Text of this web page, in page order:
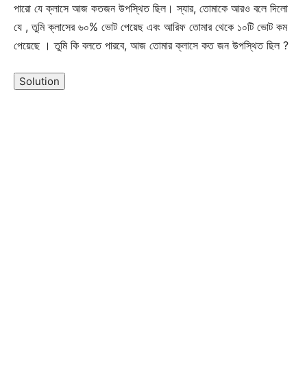
পারো যে ক্লাসে আজ কতজন উপস্থিত ছিল। স্যার, তোমাকে আরও বলে দিলো
যে , তুমি ক্লাসের ৬০% ভোট পেয়েছ এবং আরিফ তোমার থেকে ১০টি ভোট কম
পেয়েছে । তুমি কি বলতে পারবে, আজ তোমার ক্লাসে কত জন উপস্থিত ছিল ?